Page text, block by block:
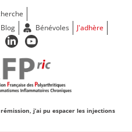
Blog Bénévoles J'adhère
rémission, j’ai pu espacer les injections